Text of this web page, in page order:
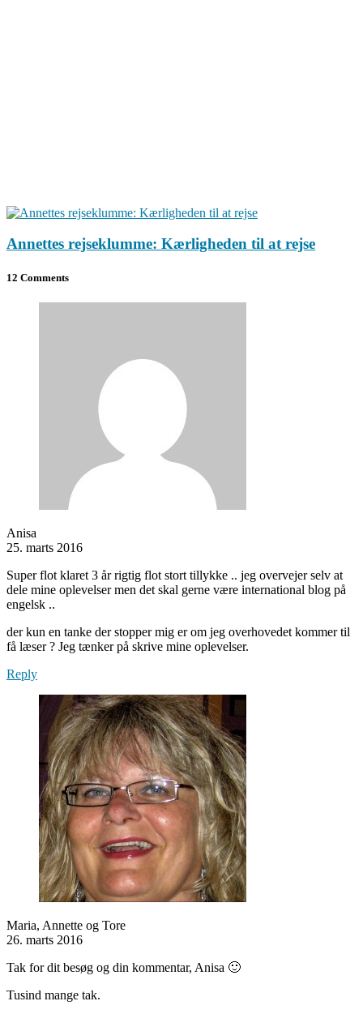
Annettes rejseklumme: Kærligheden til at rejse
12 Comments
Anisa
25. marts 2016
Super flot klaret 3 år rigtig flot stort tillykke .. jeg overvejer selv at
dele mine oplevelser men det skal gerne være international blog på
engelsk ..
der kun en tanke der stopper mig er om jeg overhovedet kommer til
få læser ? Jeg tænker på skrive mine oplevelser.
Reply
Maria, Annette og Tore
26. marts 2016
Tak for dit besøg og din kommentar, Anisa 🙂
Tusind mange tak.